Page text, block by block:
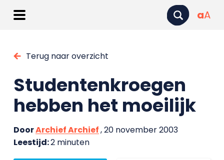
aA
Terug naar overzicht
Studentenkroegen
hebben het moeilijk
DoorArchief Archief, 20 november 2003
Leestijd:2 minuten